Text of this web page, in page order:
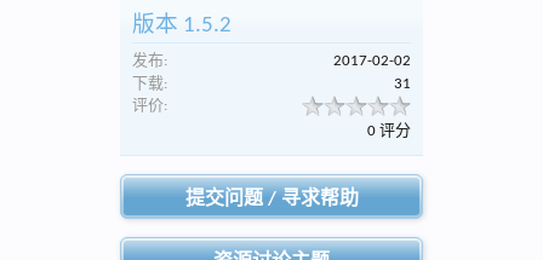
版本 1.5.2
发布:
2017-02-02
下载:
31
评价:
0 评分
提交问题 / 寻求帮助